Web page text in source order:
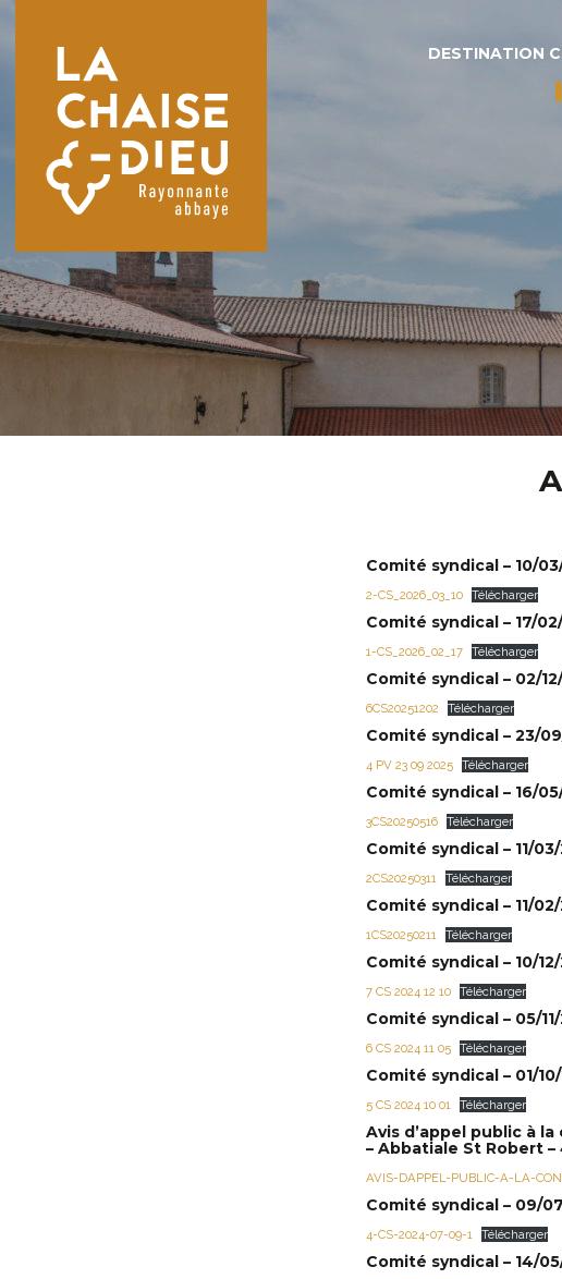
DESTINATION
Comité syndical – 10/
2-CS_2026_03_10 Télécharger
Comité syndical – 17/
1-CS_2026_02_17 Télécharger
Comité syndical – 02/
6CS20251202 Télécharger
Comité syndical – 23/
4 PV 23 09 2025 Télécharger
Comité syndical – 16/
3CS20250516 Télécharger
Comité syndical – 11/
2CS20250311 Télécharger
Comité syndical – 11/
1CS20250211 Télécharger
Comité syndical – 10/
7 CS 2024 12 10 Télécharger
Comité syndical – 05/
6 CS 2024 11 05 Télécharger
Comité syndical – 01/
5 CS 2024 10 01 Télécharger
Avis d’appel public à
– Abbatiale St Robert –
AVIS-DAPPEL-PUBLIC-A-LA-
Comité syndical – 09/
4-CS-2024-07-09-1 Télécharger
Comité syndical – 14/